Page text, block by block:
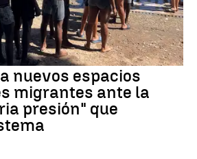
nuevos espacios
migrantes ante la
presión" que